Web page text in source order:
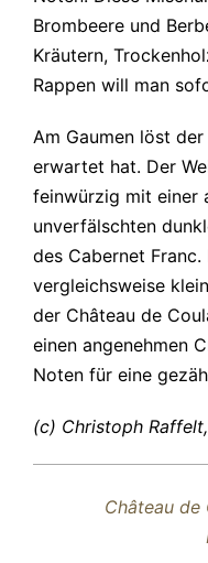
Brombeere und
Kräutern,
Rappen will man
Am Gaumen löst
erwartet hat. Der
feinwürzig mit einer
unverfälschten
des Cabernet
vergleichsweise
der Château de
einen angenehmen
Noten für eine
(c) Christoph
Château de